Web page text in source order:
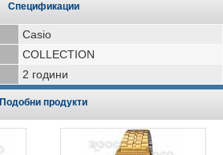
Спецификации
Casio
COLLECTION
2 години
Подобни продукти